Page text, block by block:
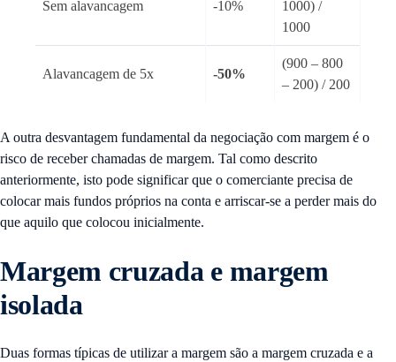
Sem alavancagem -10%
1000) /
1000
Alavancagem de 5x -50%
(900 – 800
– 200) / 200
A outra desvantagem fundamental da negociação com margem é o
risco de receber chamadas de margem. Tal como descrito
anteriormente, isto pode significar que o comerciante precisa de
colocar mais fundos próprios na conta e arriscar-se a perder mais do
que aquilo que colocou inicialmente.
Margem cruzada e margem
isolada
Duas formas típicas de utilizar a margem são a margem cruzada e a